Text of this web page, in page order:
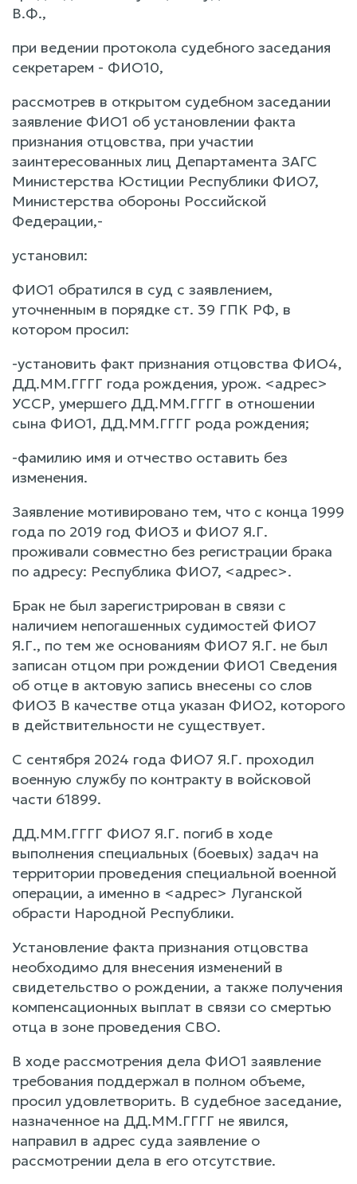
В.Ф.,
при ведении протокола судебного заседания
секретарем - ФИО10,
рассмотрев в открытом судебном заседании
заявление ФИО1 об установлении факта
признания отцовства, при участии
заинтересованных лиц Департамента ЗАГС
Министерства Юстиции Республики ФИО7,
Министерства обороны Российской
Федерации,-
установил:
ФИО1 обратился в суд с заявлением,
уточненным в порядке ст. 39 ГПК РФ, в
котором просил:
-установить факт признания отцовства ФИО4,
ДД.ММ.ГГГГ года рождения, урож. <адрес>
УССР, умершего ДД.ММ.ГГГГ в отношении
сына ФИО1, ДД.ММ.ГГГГ рода рождения;
-фамилию имя и отчество оставить без
изменения.
Заявление мотивировано тем, что с конца 1999
года по 2019 год ФИО3 и ФИО7 Я.Г.
проживали совместно без регистрации брака
по адресу: Республика ФИО7, <адрес>.
Брак не был зарегистрирован в связи с
наличием непогашенных судимостей ФИО7
Я.Г., по тем же основаниям ФИО7 Я.Г. не был
записан отцом при рождении ФИО1 Сведения
об отце в актовую запись внесены со слов
ФИО3 В качестве отца указан ФИО2, которого
в действительности не существует.
С сентября 2024 года ФИО7 Я.Г. проходил
военную службу по контракту в войсковой
части 61899.
ДД.ММ.ГГГГ ФИО7 Я.Г. погиб в ходе
выполнения специальных (боевых) задач на
территории проведения специальной военной
операции, а именно в <адрес> Луганской
обрасти Народной Республики.
Установление факта признания отцовства
необходимо для внесения изменений в
свидетельство о рождении, а также получения
компенсационных выплат в связи со смертью
отца в зоне проведения СВО.
В ходе рассмотрения дела ФИО1 заявление
требования поддержал в полном объеме,
просил удовлетворить. В судебное заседание,
назначенное на ДД.ММ.ГГГГ не явился,
направил в адрес суда заявление о
рассмотрении дела в его отсутствие.